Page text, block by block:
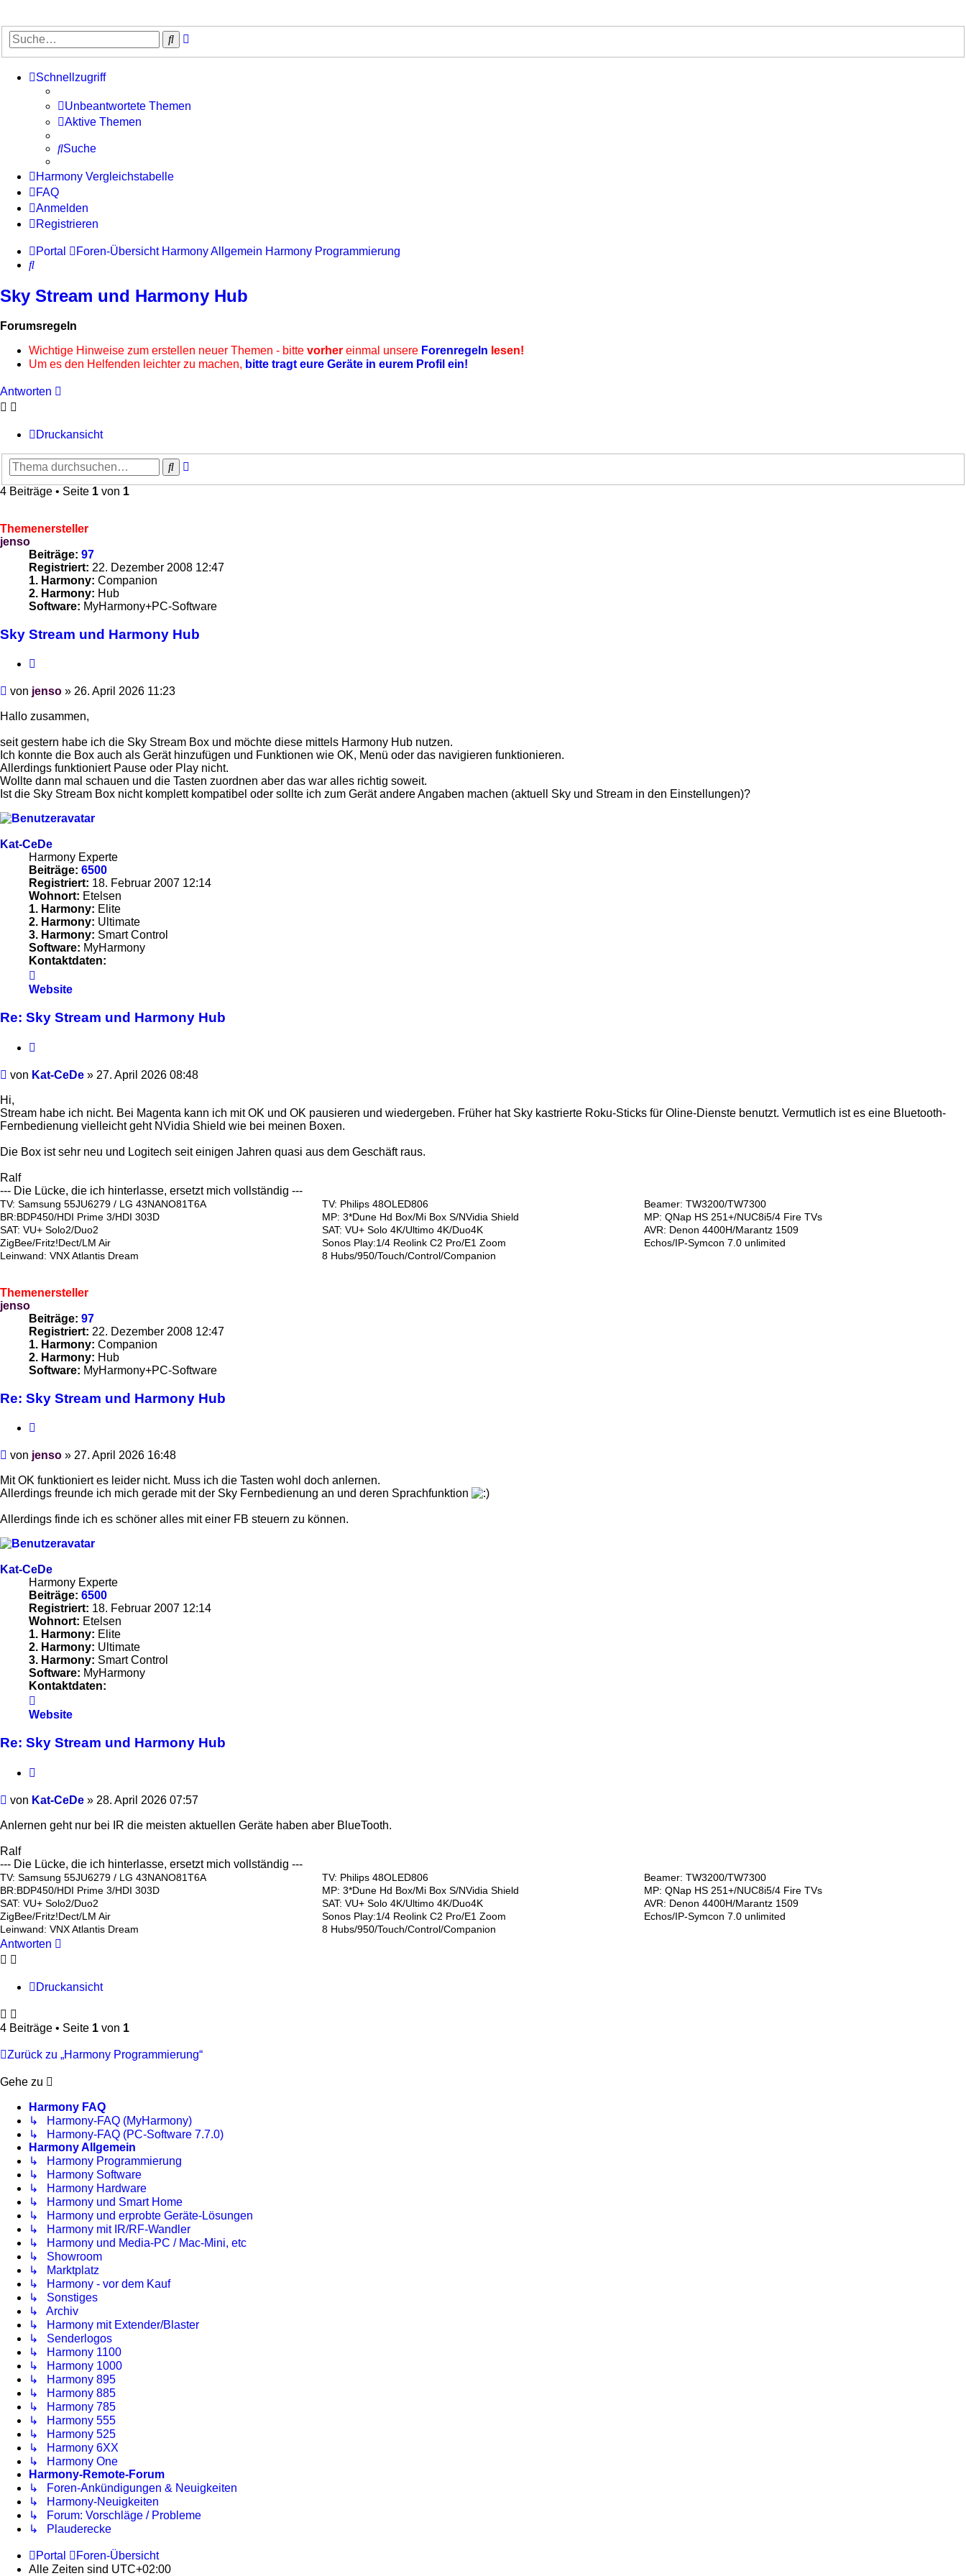
Suche
Schnellzugriff
Unbeantwortete Themen
Aktive Themen
Suche
Harmony Vergleichstabelle
FAQ
Anmelden
Registrieren
Portal Foren-Übersicht Harmony Allgemein Harmony Programmierung
Suche
Sky Stream und Harmony Hub
Forumsregeln
Wichtige Hinweise zum erstellen neuer Themen - bitte vorher einmal unsere Forenregeln lesen!
Um es den Helfenden leichter zu machen, bitte tragt eure Geräte in eurem Profil ein!
Antworten
Druckansicht
Suche
4 Beiträge • Seite 1 von 1
Themenersteller
jenso
Beiträge: 97
Registriert: 22. Dezember 2008 12:47
1. Harmony: Companion
2. Harmony: Hub
Software: MyHarmony+PC-Software
Sky Stream und Harmony Hub
Beitrag
von jenso » 26. April 2026 11:23
Hallo zusammen,
seit gestern habe ich die Sky Stream Box und möchte diese mittels Harmony Hub nutzen.
Ich konnte die Box auch als Gerät hinzufügen und Funktionen wie OK, Menü oder das navigieren funktionieren.
Allerdings funktioniert Pause oder Play nicht.
Wollte dann mal schauen und die Tasten zuordnen aber das war alles richtig soweit.
Ist die Sky Stream Box nicht komplett kompatibel oder sollte ich zum Gerät andere Angaben machen (aktuell Sky und Stream in den Einstellungen)?
Kat-CeDe
Harmony Experte
Beiträge: 6500
Registriert: 18. Februar 2007 12:14
Wohnort: Etelsen
1. Harmony: Elite
2. Harmony: Ultimate
3. Harmony: Smart Control
Software: MyHarmony
Kontaktdaten:
von
CeDe
Website
Re: Sky Stream und Harmony Hub
Beitrag
von Kat-CeDe » 27. April 2026 08:48
Hi,
Stream habe ich nicht. Bei Magenta kann ich mit OK und OK pausieren und wiedergeben. Früher hat Sky kastrierte Roku-Sticks für Oline-Dienste benutzt. Vermutlich ist es eine Bluetooth-
Fernbedienung vielleicht geht NVidia Shield wie bei meinen Boxen.
Die Box ist sehr neu und Logitech seit einigen Jahren quasi aus dem Geschäft raus.
Ralf
--- Die Lücke, die ich hinterlasse, ersetzt mich vollständig ---
TV: Samsung 55JU6279 / LG 43NANO81T6A TV: Philips 48OLED806
Beamer: TW3200/TW7300
BR:BDP450/HDI Prime 3/HDI 303D
MP: 3*Dune Hd Box/Mi Box S/NVidia Shield
MP: QNap HS 251+/NUC8i5/4 Fire TVs
SAT: VU+ Solo2/Duo2
SAT: VU+ Solo 4K/Ultimo 4K/Duo4K
AVR: Denon 4400H/Marantz 1509
ZigBee/Fritz!Dect/LM Air
Sonos Play:1/4 Reolink C2 Pro/E1 Zoom
Echos/IP-Symcon 7.0 unlimited
Leinwand: VNX Atlantis Dream
8 Hubs/950/Touch/Control/Companion
Themenersteller
jenso
Beiträge: 97
Registriert: 22. Dezember 2008 12:47
1. Harmony: Companion
2. Harmony: Hub
Software: MyHarmony+PC-Software
Re: Sky Stream und Harmony Hub
Beitrag
von jenso » 27. April 2026 16:48
Mit OK funktioniert es leider nicht. Muss ich die Tasten wohl doch anlernen.
Allerdings freunde ich mich gerade mit der Sky Fernbedienung an und deren Sprachfunktion
Allerdings finde ich es schöner alles mit einer FB steuern zu können.
Kat-CeDe
Harmony Experte
Beiträge: 6500
Registriert: 18. Februar 2007 12:14
Wohnort: Etelsen
1. Harmony: Elite
2. Harmony: Ultimate
3. Harmony: Smart Control
Software: MyHarmony
Kontaktdaten:
von
CeDe
Website
Re: Sky Stream und Harmony Hub
Beitrag
von Kat-CeDe » 28. April 2026 07:57
Anlernen geht nur bei IR die meisten aktuellen Geräte haben aber BlueTooth.
Ralf
--- Die Lücke, die ich hinterlasse, ersetzt mich vollständig ---
TV: Samsung 55JU6279 / LG 43NANO81T6A TV: Philips 48OLED806
Beamer: TW3200/TW7300
BR:BDP450/HDI Prime 3/HDI 303D
MP: 3*Dune Hd Box/Mi Box S/NVidia Shield
MP: QNap HS 251+/NUC8i5/4 Fire TVs
SAT: VU+ Solo2/Duo2
SAT: VU+ Solo 4K/Ultimo 4K/Duo4K
AVR: Denon 4400H/Marantz 1509
ZigBee/Fritz!Dect/LM Air
Sonos Play:1/4 Reolink C2 Pro/E1 Zoom
Echos/IP-Symcon 7.0 unlimited
Leinwand: VNX Atlantis Dream
8 Hubs/950/Touch/Control/Companion
Antworten
Druckansicht
4 Beiträge • Seite 1 von 1
Zurück zu „Harmony Programmierung“
Gehe zu
Harmony FAQ
↳ Harmony-FAQ (MyHarmony)
↳ Harmony-FAQ (PC-Software 7.7.0)
Harmony Allgemein
↳ Harmony Programmierung
↳ Harmony Software
↳ Harmony Hardware
↳ Harmony und Smart Home
↳ Harmony und erprobte Geräte-Lösungen
↳ Harmony mit IR/RF-Wandler
↳ Harmony und Media-PC / Mac-Mini, etc
↳ Showroom
↳ Marktplatz
↳ Harmony - vor dem Kauf
↳ Sonstiges
↳ Archiv
↳ Harmony mit Extender/Blaster
↳ Senderlogos
↳ Harmony 1100
↳ Harmony 1000
↳ Harmony 895
↳ Harmony 885
↳ Harmony 785
↳ Harmony 555
↳ Harmony 525
↳ Harmony 6XX
↳ Harmony One
Harmony-Remote-Forum
↳ Foren-Ankündigungen & Neuigkeiten
↳ Harmony-Neuigkeiten
↳ Forum: Vorschläge / Probleme
↳ Plauderecke
Portal
Foren-Übersicht
Alle Zeiten sind UTC+02:00